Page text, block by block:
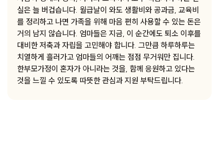
실은 늘 버겁습니다. 월급날이 와도 생활비와 공과금, 교육비
를 정리하고 나면 가족을 위해 마음 편히 사용할 수 있는 돈은
거의 남지 않습니다. 엄마들은 지금, 이 순간에도 퇴소 이후를
대비한 저축과 자립을 고민해야 합니다. 그만큼 하루하루는
치열하게 흘러가고 엄마들의 어깨는 점점 무거워만 집니다.
한부모가정이 혼자가 아니라는 것을, 함께 응원하고 있다는
것을 느낄 수 있도록 따뜻한 관심과 지원 부탁드립니다.